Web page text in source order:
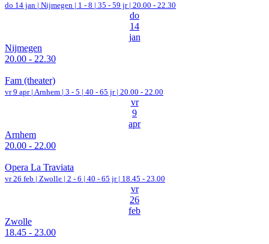
do 14 jan | Nijmegen | 1 - 8 | 35 - 59 jr | 20.00 - 22.30
do
14
jan
Nijmegen
20.00 - 22.30
Fam (theater)
vr 9 apr | Arnhem | 3 - 5 | 40 - 65 jr | 20.00 - 22.00
vr
9
apr
Arnhem
20.00 - 22.00
Opera La Traviata
vr 26 feb | Zwolle | 2 - 6 | 40 - 65 jr | 18.45 - 23.00
vr
26
feb
Zwolle
18.45 - 23.00